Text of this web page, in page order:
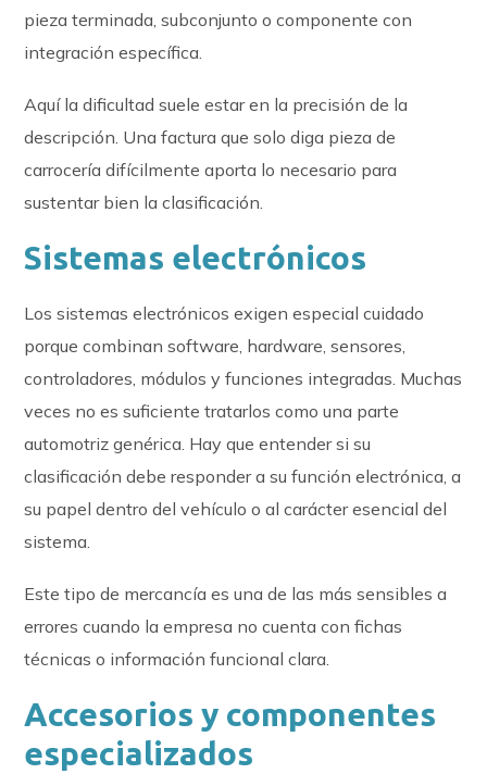
pieza terminada, subconjunto o componente con
integración específica.
Aquí la dificultad suele estar en la precisión de la
descripción. Una factura que solo diga pieza de
carrocería difícilmente aporta lo necesario para
sustentar bien la clasificación.
Sistemas electrónicos
Los sistemas electrónicos exigen especial cuidado
porque combinan software, hardware, sensores,
controladores, módulos y funciones integradas. Muchas
veces no es suficiente tratarlos como una parte
automotriz genérica. Hay que entender si su
clasificación debe responder a su función electrónica, a
su papel dentro del vehículo o al carácter esencial del
sistema.
Este tipo de mercancía es una de las más sensibles a
errores cuando la empresa no cuenta con fichas
técnicas o información funcional clara.
Accesorios y componentes
especializados